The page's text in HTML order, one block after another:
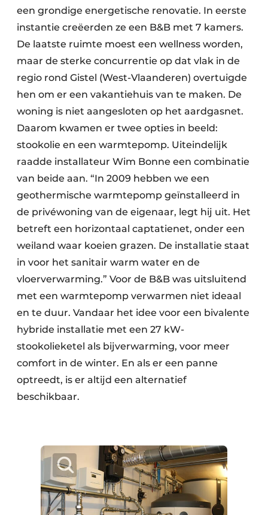
een grondige energetische ­renovatie. In eerste
instantie creëerden ze een B&B met 7 kamers.
De laatste ruimte moest een wellness worden,
maar de sterke concurrentie op dat vlak in de
regio rond Gistel (West-Vlaanderen) overtuigde
hen om er een vakantiehuis van te maken. De
woning is niet aangesloten op het aardgasnet.
Daarom kwamen er twee opties in beeld:
stookolie en een warmtepomp. Uiteindelijk
raadde installateur Wim Bonne een combinatie
van beide aan. “In 2009 hebben we een
geothermische warmtepomp geïnstalleerd in
de privéwoning van de eigenaar, legt hij uit. Het
betreft een horizontaal captatienet, onder een
weiland waar koeien grazen. De installatie staat
in voor het sanitair warm water en de
vloerverwarming.” Voor de B&B was uitsluitend
met een warmtepomp verwarmen niet ideaal
en te duur. Vandaar het idee voor een bivalente
hybride installatie met een 27 kW-
stookolieketel als bijverwarming, voor meer
comfort in de winter. En als er een panne
optreedt, is er altijd een alternatief
beschikbaar.